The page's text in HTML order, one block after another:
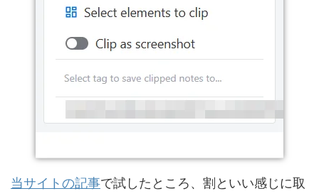
当サイトの記事で試したところ、割といい感じに取